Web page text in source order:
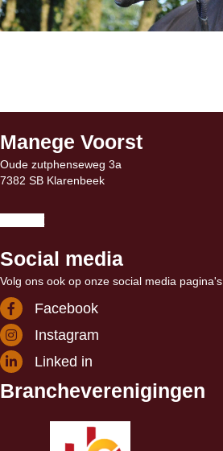
Manege Voorst
Oude zutphenseweg 3a
7382 SB Klarenbeek
Social media
Volg ons ook op onze social media pagina's
Facebook
Instagram
Linked in
Brancheverenigingen